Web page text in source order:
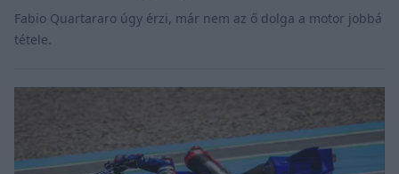
Fabio Quartararo úgy érzi, már nem az ő dolga a motor jobbá
tétele.